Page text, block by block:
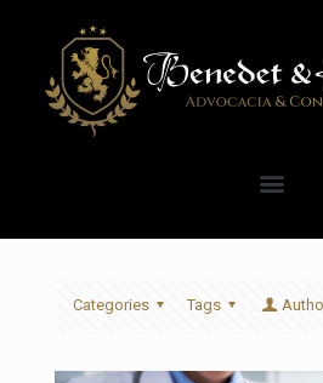
Categories Tags